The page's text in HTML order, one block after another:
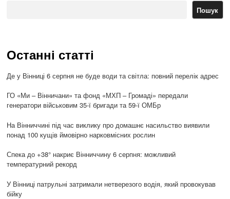
Пошук
Останні статті
Де у Вінниці 6 серпня не буде води та світла: повний перелік адрес
ГО «Ми – Вінничани» та фонд «МХП – Громаді» передали
генератори військовим 35-ї бригади та 59-ї ОМБр
На Вінниччині під час виклику про домашнє насильство виявили
понад 100 кущів ймовірно нарковмісних рослин
Спека до +38° накриє Вінниччину 6 серпня: можливий
температурний рекорд
У Вінниці патрульні затримали нетверезого водія, який провокував
бійку